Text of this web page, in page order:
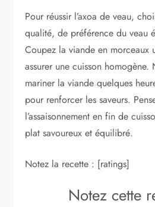
Pour réussir l’axoa de veau,
qualité, de préférence du veau
Coupez la viande en morceaux
assurer une cuisson homogène.
mariner la viande quelques
pour renforcer les saveurs.
l’assaisonnement en fin de
plat savoureux et équilibré.
Notez la recette : [ratings]
Notez cette